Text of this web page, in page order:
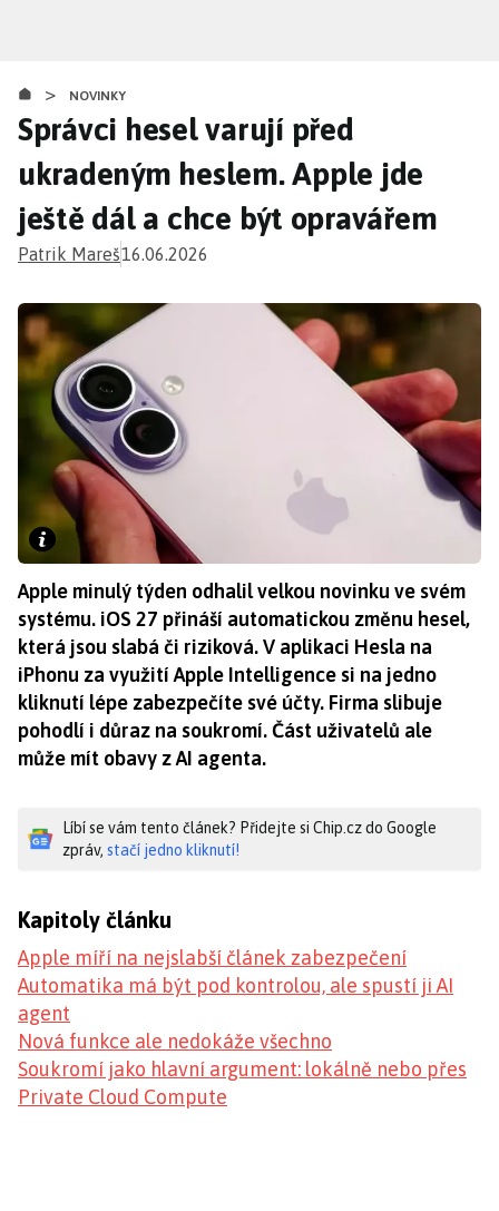
obsahu
> NOVINKY
Správci hesel varují před
ukradeným heslem. Apple jde
ještě dál a chce být opravářem
Patrik Mareš16.06.2026
Apple minulý týden odhalil velkou novinku ve svém
systému. iOS 27 přináší automatickou změnu hesel,
která jsou slabá či riziková. V aplikaci Hesla na
iPhonu za využití Apple Intelligence si na jedno
kliknutí lépe zabezpečíte své účty. Firma slibuje
pohodlí i důraz na soukromí. Část uživatelů ale
může mít obavy z AI agenta.
Líbí se vám tento článek? Přidejte si Chip.cz do Google
zpráv, stačí jedno kliknutí!
Kapitoly článku
Apple míří na nejslabší článek zabezpečení
Automatika má být pod kontrolou, ale spustí ji AI
agent
Nová funkce ale nedokáže všechno
Soukromí jako hlavní argument: lokálně nebo přes
Private Cloud Compute